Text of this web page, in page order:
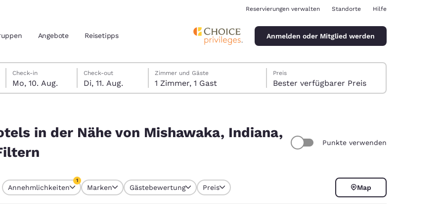
und Standort
Latin America Canada
Reservierungen verwalten Standorte Hilfe
Angebote Reisetipps Anmelden oder Mitglied werden
Montag, 10. August
Check-in
Mo, 10. Aug.
Dienstag, 11. August
Check-out
Di, 11. Aug.
Dienstag, 11. August Check-out-Datum ausgewählt
Montag, 10. August Check-in-Datum ausgewählt
Zimmer und Gäste
1 Zimmer, 1 Gast
Preis
Bester verfügbarer Preis
in der Nähe von Mishawaka, Indiana,
Punkte verwenden
ausgewählt
Annehmlichkeiten
1
Marken Gästebewertung Preis Map